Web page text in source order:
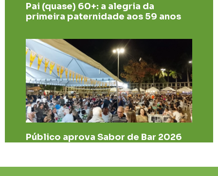
Pai (quase) 60+: a alegria da
primeira paternidade aos 59 anos
Público aprova Sabor de Bar 2026